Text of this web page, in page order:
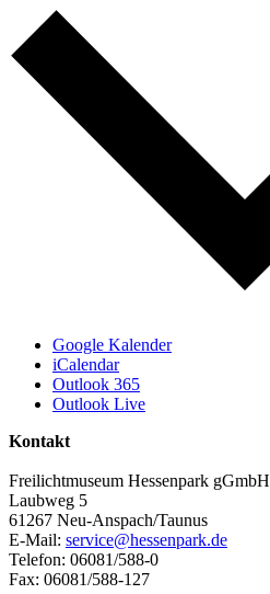
Google Kalender
iCalendar
Outlook 365
Outlook Live
Kontakt
Freilichtmuseum Hessenpark gGmbH
Laubweg 5
61267 Neu-Anspach/Taunus
E-Mail: service@hessenpark.de
Telefon: 06081/588-0
Fax: 06081/588-127